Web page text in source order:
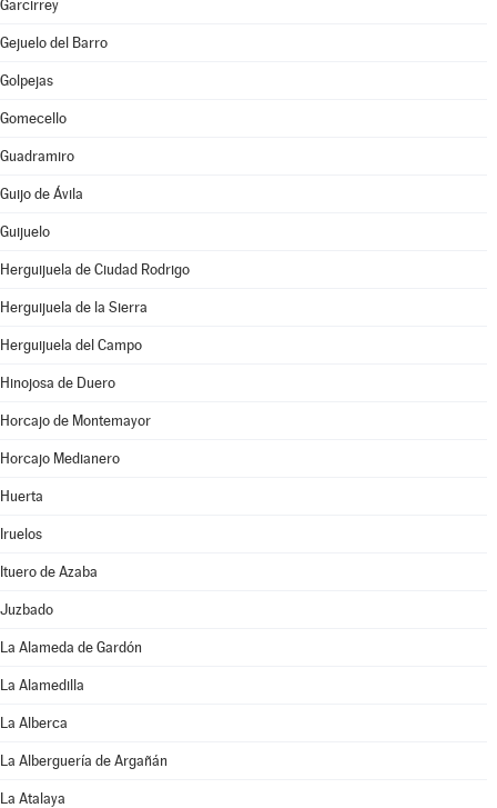
Garcirrey
Gejuelo del Barro
Golpejas
Gomecello
Guadramiro
Guijo de Ávila
Guijuelo
Herguijuela de Ciudad Rodrigo
Herguijuela de la Sierra
Herguijuela del Campo
Hinojosa de Duero
Horcajo de Montemayor
Horcajo Medianero
Huerta
Iruelos
Ituero de Azaba
Juzbado
La Alameda de Gardón
La Alamedilla
La Alberca
La Alberguería de Argañán
La Atalaya